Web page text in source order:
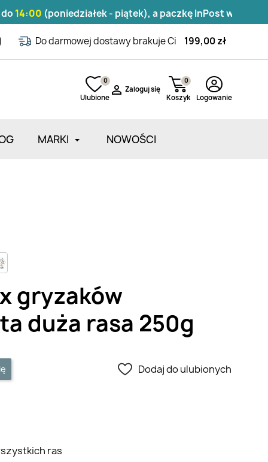
(poniedziałek - piątek), a paczkę InPost wyślemy tego
Do darmowej dostawy brakuje Ci 199,00 zł
Ulubione
0
 Zaloguj się
Koszyk
0
Logowanie
MARKI NOWOŚCI
gryzaków
duża rasa 250g
Dodaj do ulubionych
ras